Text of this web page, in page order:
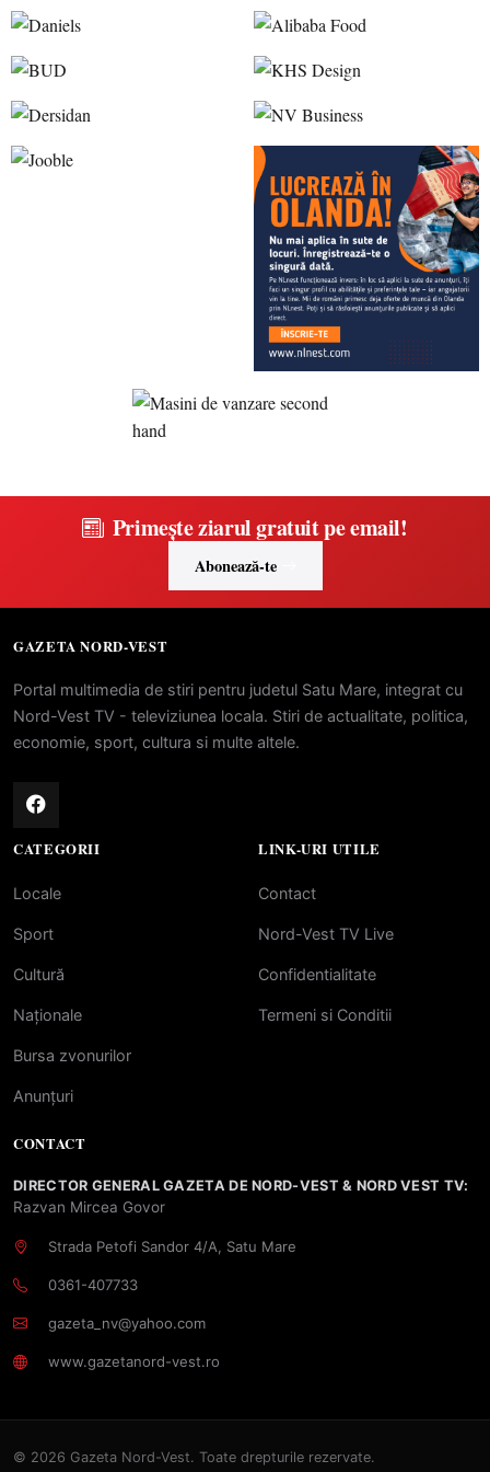
Primește ziarul gratuit pe email!
Abonează-te
GAZETA NORD-VEST
Portal multimedia de stiri pentru judetul Satu Mare, integrat cu
Nord-Vest TV - televiziunea locala. Stiri de actualitate, politica,
economie, sport, cultura si multe altele.
CATEGORII
Locale
Sport
Cultură
Naționale
Bursa zvonurilor
Anunțuri
LINK-URI UTILE
Contact
Nord-Vest TV Live
Confidentialitate
Termeni si Conditii
CONTACT
DIRECTOR GENERAL GAZETA DE NORD-VEST & NORD VEST TV:
Razvan Mircea Govor
Strada Petofi Sandor 4/A, Satu Mare
0361-407733
gazeta_nv@yahoo.com
www.gazetanord-vest.ro
© 2026 Gazeta Nord-Vest. Toate drepturile rezervate.